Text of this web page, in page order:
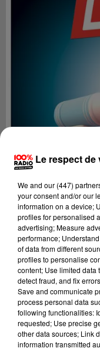
Lecture (1
100%
Les infos du Lot
Le respect
We and our (447)
your consent and/or our
information on a device;
profiles for personalised
advertising; Measure
performance;
of data from different
profiles to personalise
content; Use limited data
detect fraud, and fix
Save and communicate
process personal data
following functionalities:
requested; Use precise
other data sources; Link
information transmitted